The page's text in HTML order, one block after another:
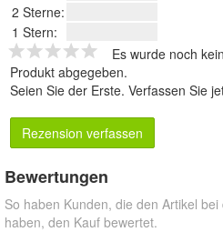
2 Sterne:
1 Stern:
Es wurde noch
Produkt abgegeben.
Seien Sie der Erste. Verfassen Sie
Rezension verfassen
Bewertungen
So haben Kunden, die den Artikel
haben, den Kauf bewertet.